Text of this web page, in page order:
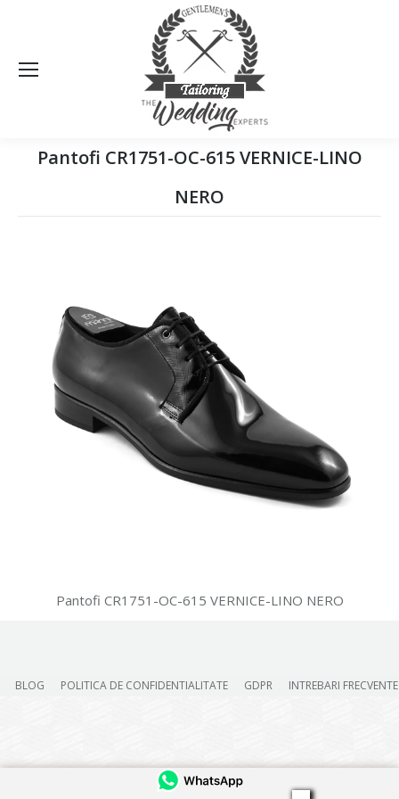
Pantofi CR1751-OC-615 VERNICE-LINO
NERO
Pantofi CR1751-OC-615 VERNICE-LINO NERO
BLOG POLITICA DE CONFIDENTIALITATE GDPR INTREBARI FRECVENTE